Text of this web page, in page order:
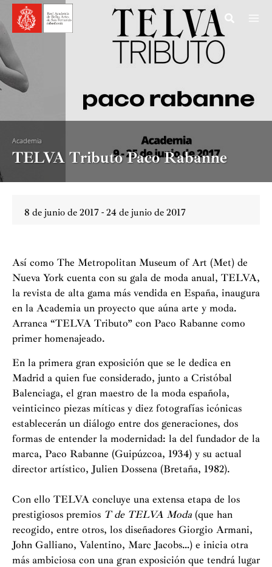
al
contenido
Academia
TELVA Tributo Paco Rabanne
8 de junio de 2017 - 24 de junio de 2017
Así como The Metropolitan Museum of Art (Met) de
Nueva York cuenta con su gala de moda anual, TELVA,
la revista de alta gama más vendida en España, inaugura
en la Academia un proyecto que aúna arte y moda.
Arranca “TELVA Tributo” con Paco Rabanne como
primer homenajeado.
En la primera gran exposición que se le dedica en
Madrid a quien fue considerado, junto a Cristóbal
Balenciaga, el gran maestro de la moda española,
veinticinco piezas míticas y diez fotografías icónicas
establecerán un diálogo entre dos generaciones, dos
formas de entender la modernidad: la del fundador de la
marca, Paco Rabanne (Guipúzcoa, 1934) y su actual
director artístico, Julien Dossena (Bretaña, 1982).
Con ello TELVA concluye una extensa etapa de los
prestigiosos premios T de TELVA Moda (que han
recogido, entre otros, los diseñadores Giorgio Armani,
John Galliano, Valentino, Marc Jacobs…) e inicia otra
más ambiciosa con una gran exposición que tendrá lugar